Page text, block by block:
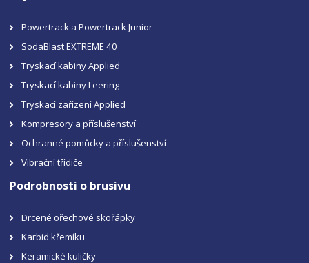
Powertrack a Powertrack Junior
SodaBlast EXTREME 40
Tryskací kabiny Applied
Tryskací kabiny Leering
Tryskací zařízení Applied
Kompresory a příslušenství
Ochranné pomůcky a příslušenství
Vibrační třídiče
Podrobnosti o brusivu
Drcené ořechové skořápky
Karbid křemíku
Keramické kuličky